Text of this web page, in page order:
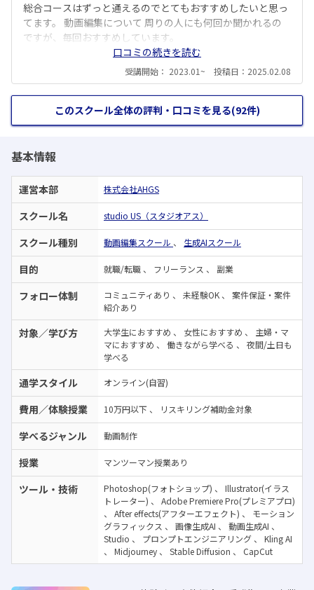
総合コースはずっと通えるのでとてもおすすめしたいと思っ
てます。 動画編集について 周りの人にも何回か聞かれるの
ですが、毎回おすすめしています。
口コミの続きを読む
受講開始： 2023.01~ 投稿日：2025.02.08
このスクール全体の評判・口コミを見る(92件)
基本情報
運営本部 株式会社AHGS
スクール名 studio US（スタジオアス）
スクール種別 動画編集スクール 、 生成AIスクール
目的 就職/転職 、 フリーランス 、 副業
フォロー体制 コミュニティあり 、 未経験OK 、 案件保証・案件
紹介あり
対象／学び方 大学生におすすめ 、 女性におすすめ 、 主婦・マ
マにおすすめ 、 働きながら学べる 、 夜間/土日も
学べる
通学スタイル オンライン(自習)
費用／体験授業 10万円以下 、 リスキリング補助金対象
学べるジャンル 動画制作
授業 マンツーマン授業あり
ツール・技術 Photoshop(フォトショップ) 、 Illustrator(イラス
トレーター) 、 Adobe Premiere Pro(プレミアプロ)
、 After effects(アフターエフェクト) 、 モーション
グラフィックス 、 画像生成AI 、 動画生成AI 、
Studio 、 プロンプトエンジニアリング 、 Kling AI
、 Midjourney 、 Stable Diffusion 、 CapCut